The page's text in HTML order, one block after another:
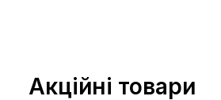
Акційні товари